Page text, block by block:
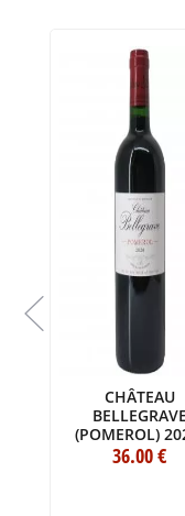
CHÂTEAU
BELLEGRAVE
(POMEROL)
BOUTEILLE
36.00€